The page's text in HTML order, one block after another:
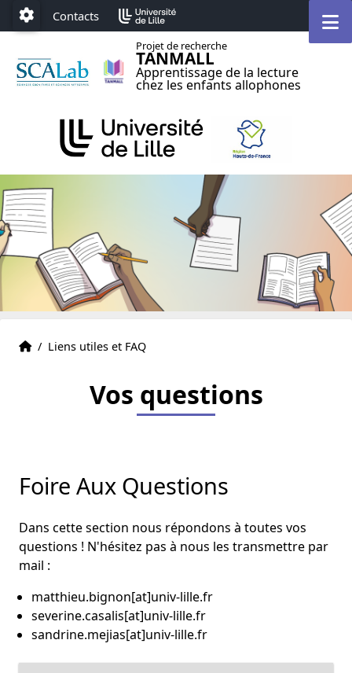
Accéder au menu principal
Accéder au contenu
Paramétrage
Contacts
Projet de recherche
TANMALL
Apprentissage de la lecture
chez les enfants allophones
Accueil
Accueil
/ Liens utiles et FAQ
Vos questions
Foire Aux Questions
Dans cette section nous répondons à toutes vos
questions ! N'hésitez pas à nous les transmettre par
mail :
matthieu.bignon[at]univ-lille.fr
severine.casalis[at]univ-lille.fr
sandrine.mejias[at]univ-lille.fr